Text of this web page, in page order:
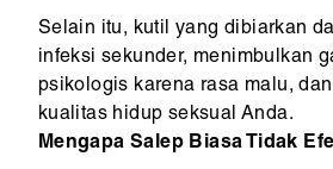
Selain itu, kutil yang dibiarkan
infeksi sekunder, menimbulkan
psikologis karena rasa malu,
kualitas hidup seksual Anda.
Mengapa Salep Biasa Tidak